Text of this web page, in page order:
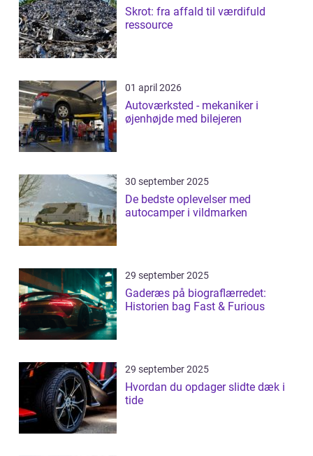
Skrot: fra affald til værdifuld
ressource
01 april 2026
Autoværksted - mekaniker i
øjenhøjde med bilejeren
30 september 2025
De bedste oplevelser med
autocamper i vildmarken
29 september 2025
Gaderæs på biograflærredet:
Historien bag Fast & Furious
29 september 2025
Hvordan du opdager slidte dæk i
tide